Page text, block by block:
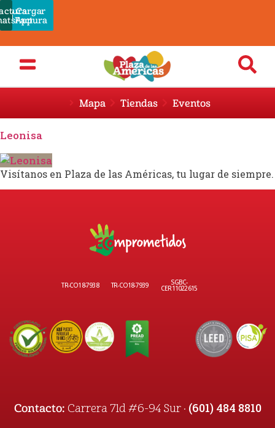
Pagar
Admin
Cargar
Factura
Mapa Tiendas Eventos
Leonisa
Visítanos en Plaza de las Américas, tu lugar de siempre.
TR-CO18-7938 TR-CO18-7939 SGBC-
CER11022615
Contacto: Carrera 71d #6-94 Sur · (601) 484 8810